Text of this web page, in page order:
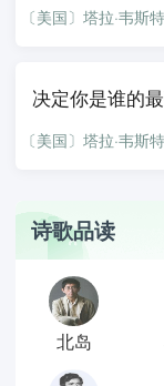
〔美国〕塔拉·韦斯
决定你是谁的
〔美国〕塔拉·韦斯
诗歌品读
北岛